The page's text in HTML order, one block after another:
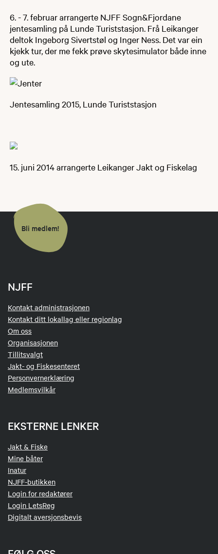
6. - 7. februar arrangerte NJFF Sogn&Fjordane
jentesamling på Lunde Turiststasjon. Frå Leikanger
deltok Ingeborg Sivertstøl og Inger Ness. Det var ein
kjekk tur, der me fekk prøve skytesimulator både inne
og ute.
Jentesamling 2015, Lunde Turiststasjon
15. juni 2014 arrangerte Leikanger Jakt og Fiskelag
Bli medlem!
NJFF
Kontakt administrasjonen
Kontakt ditt lokallag eller regionlag
Om oss
Organisasjonen
Tillitsvalgt
Jakt- og Fiskesenteret
Personvernerklæring
Medlemsvilkår
EKSTERNE LENKER
Jakt & Fiske
Mine båter
Inatur
NJFF-butikken
Login for redaktører
Login LetsReg
Digitalt aversjonsbevis